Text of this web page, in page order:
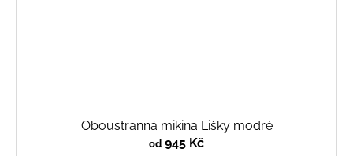
Oboustranná mikina Lišky modré
od 945 Kč